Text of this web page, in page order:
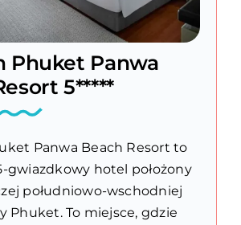
Phuket Panwa
5*****
Panwa Beach Resort to
gwiazdkowy hotel położony
południowo-wschodniej
Phuket. To miejsce, gdzie